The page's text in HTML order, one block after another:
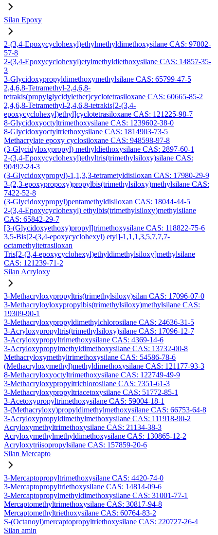
Silan Epoxy
2-(3,4-Epoxycyclohexyl)ethylmethyldimethoxysilane CAS: 97802-
57-8
2-(3,4-Epoxycyclohexyl)etylmethyldiethoxysilane CAS: 14857-35-
3
3-Glycidoxypropyldimethoxymethylsilane CAS: 65799-47-5
2,4,6,8-Tetramethyl-2,4,6,8-
tetrakis(propylglycidylether)cyclotetrasiloxane CAS: 60665-85-2
2,4,6,8-Tetramethyl-2,4,6,8-tetrakis[2-(3,4-
epoxycyclohexyl)ethyl]cyclotetrasiloxane CAS: 121225-98-7
8-Glycidoxyoctyltrimethoxysilane CAS: 1239602-38-0
8-Glycidoxyoctyltriethoxysilane CAS: 1814903-73-5
Methacrylate epoxy cyclosiloxane CAS: 948598-97-8
(3-Glycidyloxypropyl) methyldiethoxysilane CAS: 2897-60-1
2-(3,4-Epoxycyclohexyl)ethyltris(trimethylsiloxy)silane CAS:
90492-24-3
(3-Glycidoxypropyl)-1,1,3,3-tetrametyldisiloxan CAS: 17980-29-9
3-(2,3-epoxypropoxy)propylbis(trimethylsiloxy)methylsilane CAS:
7422-52-8
(3-Glycidoxypropyl)pentamethyldisiloxan CAS: 18044-44-5
2-(3,4-Epoxycyclohexyl) ethylbis(trimethylsiloxy)methylsilane
CAS: 65842-29-7
[3-(Glycidoxyethoxy)propyl]trimethoxysilane CAS: 118822-75-6
3,5-Bis[2-(3,4-epoxycyclohexyl) etyl]-1,1,1,3,5,7,7,7-
octamethyltetrasiloxan
Tris[2-(3,4-epoxycyclohexyl)ethyldimethylsiloxy]methylsilane
CAS: 121239-71-2
Silan Acryloxy
3-Methacryloxypropyltris(trimethylsiloxy)silan CAS: 17096-07-0
3-Methacryloyloxypropylbis(trimethylsiloxy)methylsilane CAS:
19309-90-1
3-Methacryloxypropyldimethylchlorosilane CAS: 24636-31-5
3-Acryloxypropyltris(trimethylsiloxy)silane CAS: 17096-12-7
3-Acryloxypropyltrimethoxysilane CAS: 4369-14-6
3-Acryloxypropylmethyldimethoxysilane CAS: 13732-00-8
Methacryloxymethyltrimethoxysilane CAS: 54586-78-6
(Methacryloxymethyl)methyldimethoxysilane CAS: 121177-93-3
8-Methacryloxyoctyltrimethoxysilane CAS: 122749-49-9
3-Methacryloxypropyltrichlorosilane CAS: 7351-61-3
3-Methacryloxypropyltriacetoxysilane CAS: 51772-85-1
3-Acetoxypropyltrimethoxysilane CAS: 59004-18-1
3-(Methacryloxy)propyldimethylmethoxysilane CAS: 66753-64-8
3-Acryloxypropyldimethylmethoxysilane CAS: 111918-90-2
Acryloxymethyltrimethoxysilane CAS: 21134-38-3
Acryloxymethylmethyldimethoxysilane CAS: 130865-12-2
Acryloxytriisopropylsilane CAS: 157859-20-6
Silan Mercapto
3-Mercaptopropyltrimethoxysilane CAS: 4420-74-0
3-Mercaptopropyltriethoxysilane CAS: 14814-09-6
3-Mercaptopropylmethyldimethoxysilane CAS: 31001-77-1
Mercaptomethyltrimethoxysilane CAS: 30817-94-8
Mercaptomethyltriethoxysilane CAS: 60764-83-2
S-(Octanoyl)mercaptopropyltriethoxysilane CAS: 220727-26-4
Silan amin